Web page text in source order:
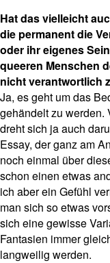
Hat das vielleicht
die permanent die
oder ihr eigenes
queeren Menschen
nicht verantwortlich
Ja, es geht um das
gehändelt zu werden.
dreht sich ja auch
Essay, der ganz am
noch einmal über
schon einen etwas
ich aber ein Gefühl
man sich so etwas
sich eine gewisse
Fantasien immer
langweilig werden.